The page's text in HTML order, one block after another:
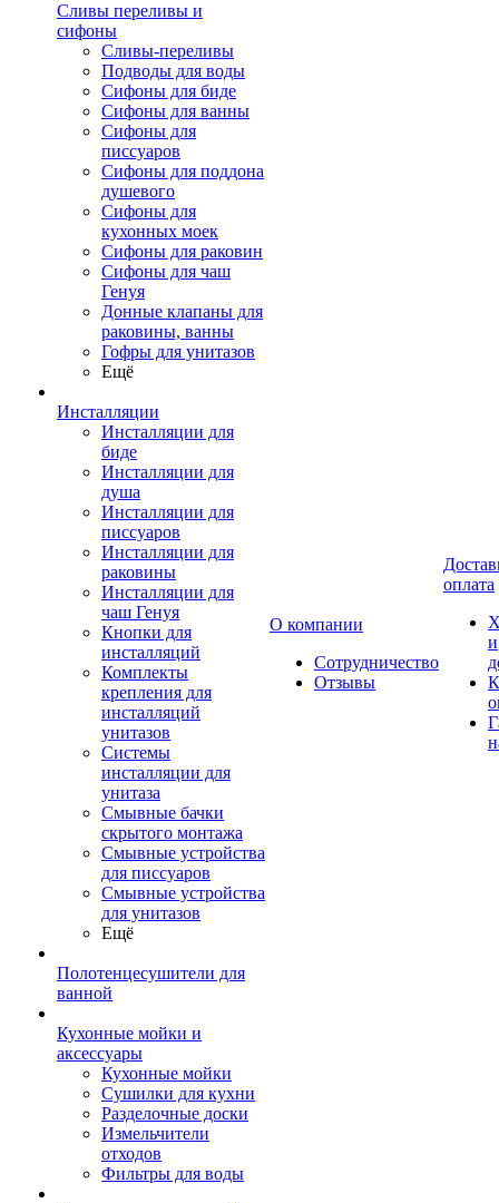
Сливы переливы и
сифоны
Сливы-переливы
Подводы для воды
Сифоны для биде
Сифоны для ванны
Сифоны для
писсуаров
Сифоны для поддона
душевого
Сифоны для
кухонных моек
Сифоны для раковин
Сифоны для чаш
Генуя
Донные клапаны для
раковины, ванны
Гофры для унитазов
Ещё
Инсталляции
Инсталляции для
биде
Инсталляции для
душа
Инсталляции для
писсуаров
Инсталляции для
раковины
Инсталляции для
чаш Генуя
Кнопки для
инсталляций
Комплекты
крепления для
инсталляций
унитазов
Системы
инсталляции для
унитаза
Смывные бачки
скрытого монтажа
Смывные устройства
для писсуаров
Смывные устройства
для унитазов
Ещё
Полотенцесушители для
ванной
Кухонные мойки и
аксессуары
Кухонные мойки
Сушилки для кухни
Разделочные доски
Измельчители
отходов
Фильтры для воды
О компании
Сотрудничество
Отзывы
оплата
и